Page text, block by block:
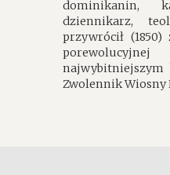
dominikanin,
dziennikarz,
przywrócił
najwybitniejszym
Zwolennik Wiosny